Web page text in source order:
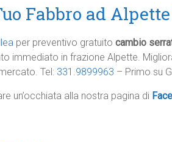
Fabbro ad
per preventivo gratuito cambio
immediato in frazione Alpette.
Tel: 331.9899963 – Primo su
un’occhiata alla nostra pagina di